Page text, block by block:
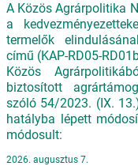
A Közös Agrárpolitika
a
termelők
című (KAP-RD05-
Közös
biztosított
szóló 54/2023. (IX.
hatályba lépett
módosult:
2026. augusztus 7.